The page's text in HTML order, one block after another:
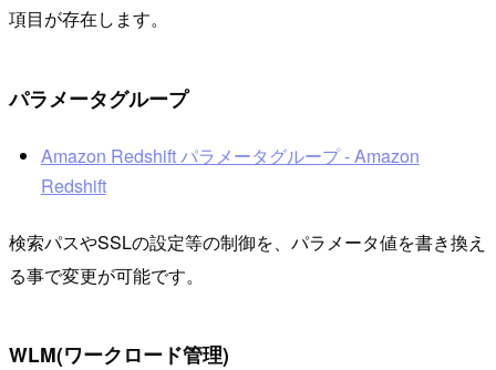
項目が存在します。
パラメータグループ
Amazon Redshift パラメータグループ - Amazon
Redshift
検索パスやSSLの設定等の制御を、パラメータ値を書き換え
る事で変更が可能です。
WLM(ワークロード管理)